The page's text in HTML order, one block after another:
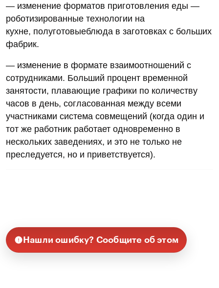
— изменение форматов приготовления еды —
роботизированные технологии на
кухне, полуготовыеблюда в заготовках с больших
фабрик.
— изменение в формате взаимоотношений с
сотрудниками. Больший процент временной
занятости, плавающие графики по количеству
часов в день, согласованная между всеми
участниками система совмещений (когда один и
тот же работник работает одновременно в
нескольких заведениях, и это не только не
преследуется, но и приветствуется).
Нашли ошибку? Сообщите об этом